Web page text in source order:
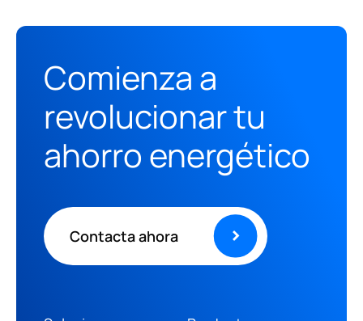
Comienza a
revolucionar tu
ahorro energético
Contacta ahora